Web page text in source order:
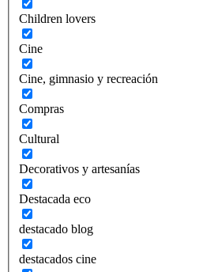
Children lovers
Cine
Cine, gimnasio y recreación
Compras
Cultural
Decorativos y artesanías
Destacada eco
destacado blog
destacados cine